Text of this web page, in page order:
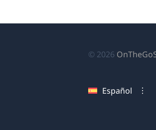
© 2026
Español